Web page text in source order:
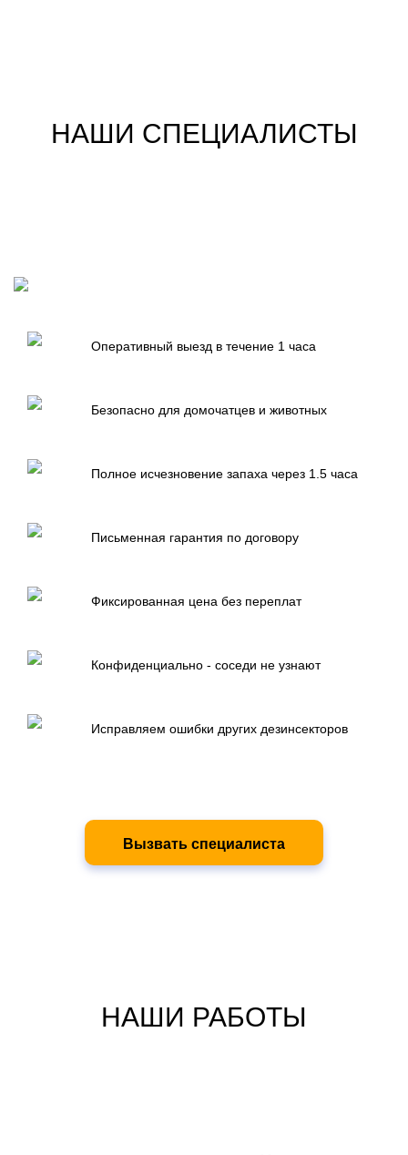
НАШИ СПЕЦИАЛИСТЫ
Оперативный выезд в течение 1 часа
Безопасно для домочатцев и животных
Полное исчезновение запаха через 1.5 часа
Письменная гарантия по договору
Фиксированная цена без переплат
Конфиденциально - соседи не узнают
Исправляем ошибки других дезинсекторов
Вызвать специалиста
НАШИ РАБОТЫ